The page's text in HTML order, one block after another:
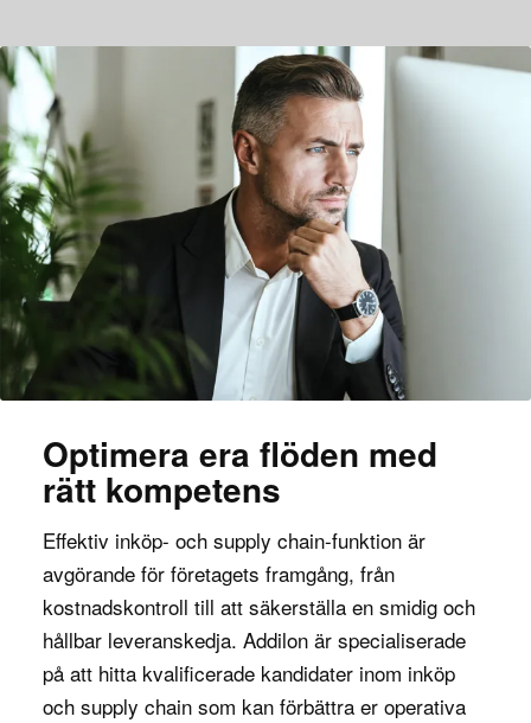
Optimera era flöden med
rätt kompetens
Effektiv inköp- och supply chain-funktion är
avgörande för företagets framgång, från
kostnadskontroll till att säkerställa en smidig och
hållbar leveranskedja. Addilon är specialiserade
på att hitta kvalificerade kandidater inom inköp
och supply chain som kan förbättra er operativa